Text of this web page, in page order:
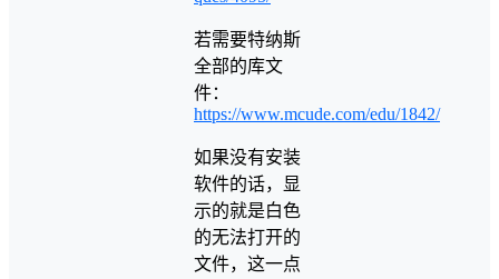
若需要特纳斯
全部的库文
件：
https://www.mcude.com/edu/1842/
如果没有安装
软件的话，显
示的就是白色
的无法打开的
文件，这一点